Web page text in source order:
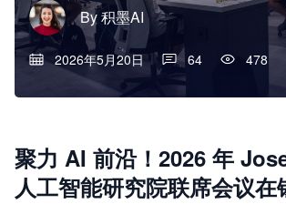
By积墨AI
2026年5月20日 64 478
聚力 AI 前沿！2026 年
人工智能研究院联席会议在